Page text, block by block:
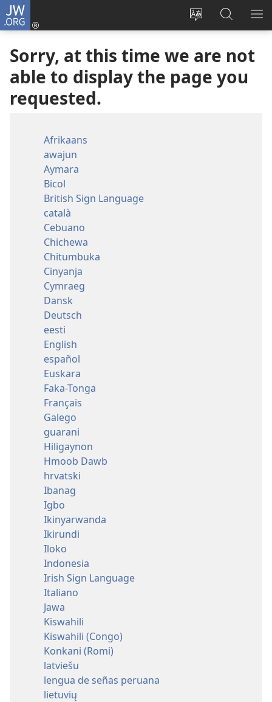
JW.ORG
Change
language
Log
new
window)
Search
Sorry, at this time we are not
able to display the page you
requested.
Afrikaans
awajun
Aymara
Bicol
British Sign Language
català
Cebuano
Chichewa
Chitumbuka
Cinyanja
Cymraeg
Dansk
Deutsch
eesti
English
español
Euskara
Faka-Tonga
Français
Galego
guarani
Hiligaynon
Hmoob Dawb
hrvatski
Ibanag
Igbo
Ikinyarwanda
Ikirundi
Iloko
Indonesia
Irish Sign Language
Italiano
Jawa
Kiswahili
Kiswahili (Congo)
Konkani (Romi)
latviešu
lengua de señas peruana
lietuvių